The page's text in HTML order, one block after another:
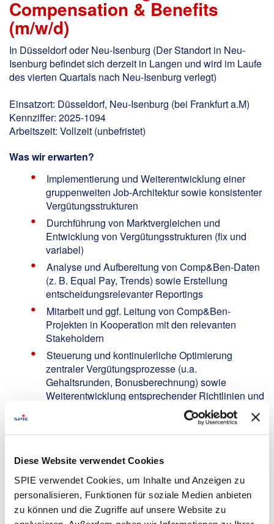
Diese Website verwendet Cookies
SPIE verwendet Cookies, um Inhalte und Anzeigen zu
personalisieren, Funktionen für soziale Medien anbieten
zu können und die Zugriffe auf unsere Website zu
Compensation & Benefits
(m/w/d)
In Düsseldorf oder Neu-Isenburg (Der Standort in Neu-
Isenburg befindet sich derzeit in Langen und wird im Laufe
des vierten Quartals nach Neu-Isenburg verlegt)
Einsatzort: Düsseldorf, Neu-Isenburg (bei Frankfurt a.M)
Kennziffer: 2025-1094
Arbeitszeit: Vollzeit (unbefristet)
Was wir erwarten?
Implementierung und Weiterentwicklung einer
gruppenweiten Job-Architektur sowie konsistenter
Vergütungsstrukturen
Durchführung von Marktvergleichen und
Entwicklung von Vergütungsstrukturen (fix und
variabel)
Analyse und Aufbereitung von Comp&Ben-Daten
(z. B. Equal Pay, Trends) sowie Erstellung
entscheidungsrelevanter Reportings
Mitarbeit und ggf. Leitung von Comp&Ben-
Projekten in Kooperation mit den relevanten
Stakeholdern
Steuerung und kontinuierliche Optimierung
zentraler Vergütungsprozesse (u.a.
Gehaltsrunden, Bonusberechnung) sowie
Weiterentwicklung entsprechender Richtlinien und
Weiterentwicklung und Umsetzung von
Compensation & Benefits-Strategien, -Konzepten
Kontext
Betreuung und Weiterentwicklung eines
internationalen
Mitarbeitendenbeteiligungsprogramms